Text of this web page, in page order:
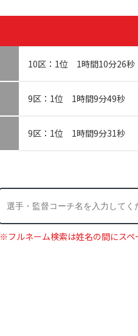
10区：1位 1時間10分26秒
9区：1位 1時間9分49秒
9区：1位 1時間9分31秒
※フルネーム検索は姓名の間にスペ